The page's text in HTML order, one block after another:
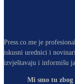
Press.co.me je
iskusni urednici i
izvještavaju i informišu
Mi smo tu zbog